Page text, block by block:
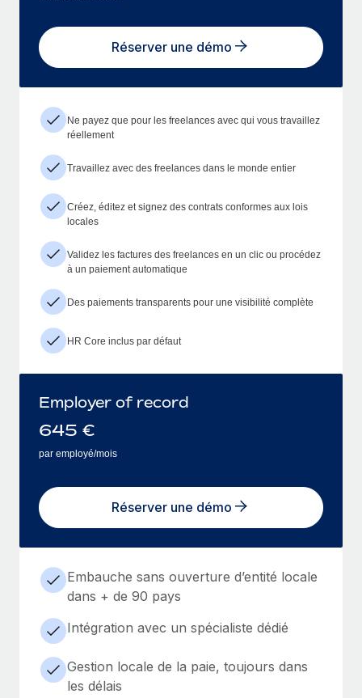
Réserver une démo
Ne payez que pour les freelances avec qui vous travaillez
réellement
Travaillez avec des freelances dans le monde entier
Créez, éditez et signez des contrats conformes aux lois
locales
Validez les factures des freelances en un clic ou procédez
à un paiement automatique
Des paiements transparents pour une visibilité complète
HR Core inclus par défaut
Employer of record
645 €
par employé/mois
Réserver une démo
Embauche sans ouverture d’entité locale
dans + de 90 pays
Intégration avec un spécialiste dédié
Gestion locale de la paie, toujours dans
les délais